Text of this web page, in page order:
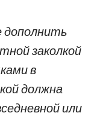
заколкой
в
должна
или